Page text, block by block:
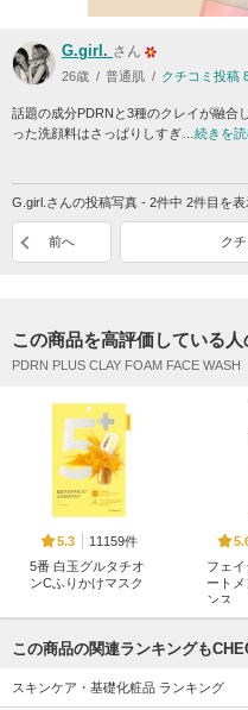
G.girl. さん
26歳 普通肌 クチコミ投稿
話題の成分PDRNと3種のクレイが融合
った洗顔料はさっぱりしすぎ… 続きを
G.girl.さんの投稿写真 - 2件中 2件目を表
前へ ク
この商品を高評価している
PDRN PLUS CLAY FOAM FACE WASH
5.3
11159件
5番 白玉グルタチオ
ンCふりかけマスク
フェイ
ート
ンス
この商品の関連ランキングも
スキンケア・基礎化粧品 ランキング